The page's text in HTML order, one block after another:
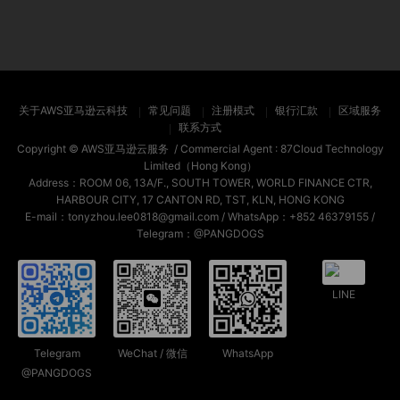
关于AWS亚马逊云科技 常见问题 注册模式 银行汇款
区域服务
联系方式
Copyright © AWS亚马逊云服务 / Commercial Agent : 87Cloud Technology
Limited（Hong Kong）
Address：ROOM 06, 13A/F., SOUTH TOWER, WORLD FINANCE CTR,
HARBOUR CITY, 17 CANTON RD, TST, KLN, HONG KONG
E-mail：tonyzhou.lee0818@gmail.com / WhatsApp：+852 46379155 /
Telegram：@PANGDOGS
Telegram
@PANGDOGS
WeChat / 微信 WhatsApp
LINE